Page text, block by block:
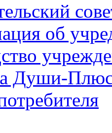
об
Души-